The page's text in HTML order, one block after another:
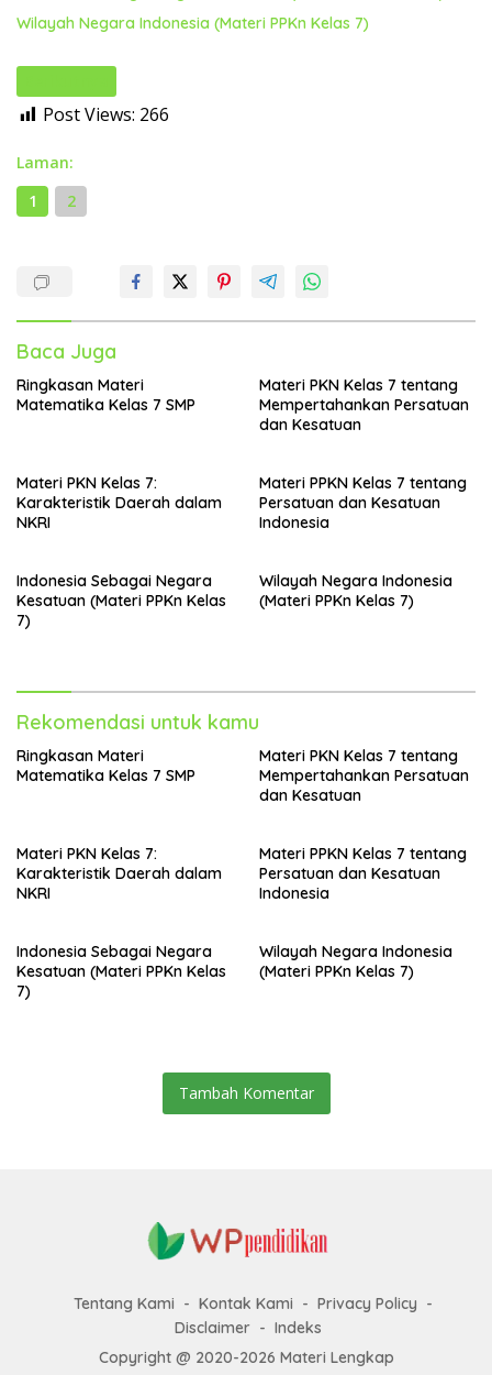
Wilayah Negara Indonesia (Materi PPKn Kelas 7)
Post Views: 266
Laman:
1
2
Baca Juga
Ringkasan Materi
Matematika Kelas 7 SMP
Materi PKN Kelas 7 tentang
Mempertahankan Persatuan
dan Kesatuan
Materi PKN Kelas 7:
Karakteristik Daerah dalam
NKRI
Materi PPKN Kelas 7 tentang
Persatuan dan Kesatuan
Indonesia
Indonesia Sebagai Negara
Kesatuan (Materi PPKn Kelas
7)
Wilayah Negara Indonesia
(Materi PPKn Kelas 7)
Rekomendasi untuk kamu
Ringkasan Materi
Matematika Kelas 7 SMP
Materi PKN Kelas 7 tentang
Mempertahankan Persatuan
dan Kesatuan
Materi PKN Kelas 7:
Karakteristik Daerah dalam
NKRI
Materi PPKN Kelas 7 tentang
Persatuan dan Kesatuan
Indonesia
Indonesia Sebagai Negara
Kesatuan (Materi PPKn Kelas
7)
Wilayah Negara Indonesia
(Materi PPKn Kelas 7)
Tambah Komentar
Tentang Kami Kontak Kami
Privacy Policy
Disclaimer
Indeks
Copyright @ 2020-2026 Materi Lengkap